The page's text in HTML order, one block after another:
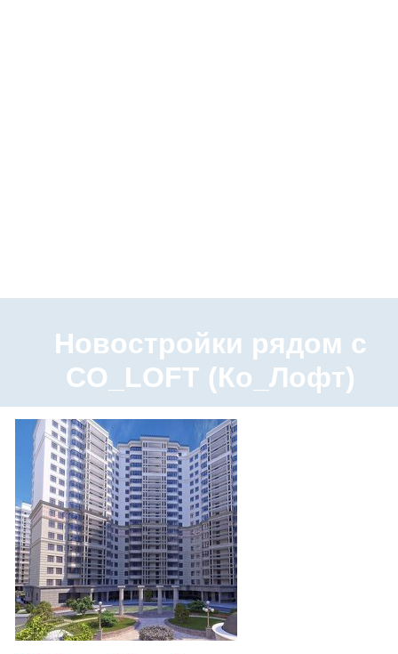
Новостройки рядом с
CO_LOFT (Ко_Лофт)